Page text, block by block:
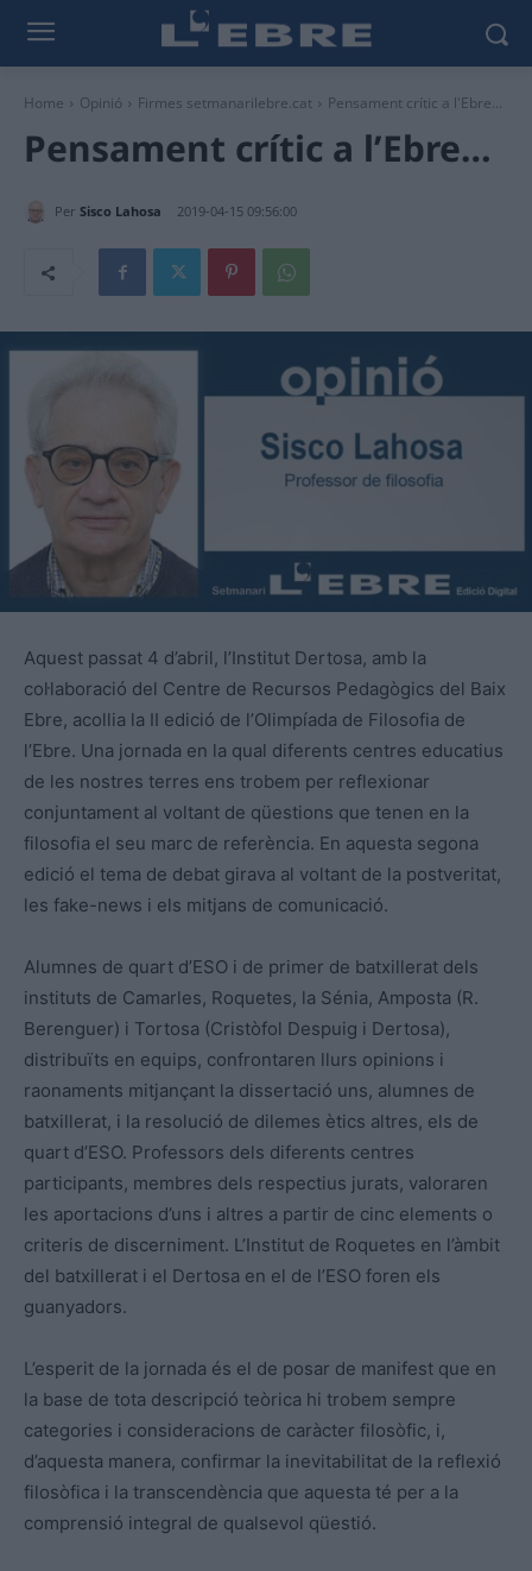
Home Opinió Firmes setmanarilebre.cat Pensament crític a l'Ebre...
Pensament crític a l’Ebre…
Per Sisco Lahosa 2019-04-15 09:56:00
Aquest passat 4 d’abril, l’Institut Dertosa, amb la
col·laboració del Centre de Recursos Pedagògics del Baix
Ebre, acollia la II edició de l’Olimpíada de Filosofia de
l’Ebre. Una jornada en la qual diferents centres educatius
de les nostres terres ens trobem per reflexionar
conjuntament al voltant de qüestions que tenen en la
filosofia el seu marc de referència. En aquesta segona
edició el tema de debat girava al voltant de la postveritat,
les fake-news i els mitjans de comunicació.
Alumnes de quart d’ESO i de primer de batxillerat dels
instituts de Camarles, Roquetes, la Sénia, Amposta (R.
Berenguer) i Tortosa (Cristòfol Despuig i Dertosa),
distribuïts en equips, confrontaren llurs opinions i
raonaments mitjançant la dissertació uns, alumnes de
batxillerat, i la resolució de dilemes ètics altres, els de
quart d’ESO. Professors dels diferents centres
participants, membres dels respectius jurats, valoraren
les aportacions d’uns i altres a partir de cinc elements o
criteris de discerniment. L’Institut de Roquetes en l’àmbit
del batxillerat i el Dertosa en el de l’ESO foren els
guanyadors.
L’esperit de la jornada és el de posar de manifest que en
la base de tota descripció teòrica hi trobem sempre
categories i consideracions de caràcter filosòfic, i,
d’aquesta manera, confirmar la inevitabilitat de la reflexió
filosòfica i la transcendència que aquesta té per a la
comprensió integral de qualsevol qüestió.